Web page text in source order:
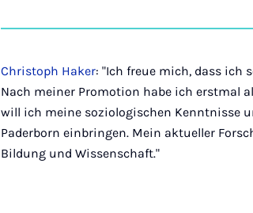
Christoph Haker: "Ich freue mich, dass ich
Nach meiner Promotion habe ich erstmal
will ich meine soziologischen Kenntnisse
Paderborn einbringen. Mein aktueller
Bildung und Wissenschaft."